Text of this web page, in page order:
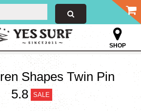
SHOP
Shapes Twin Pin
5.8
SALE